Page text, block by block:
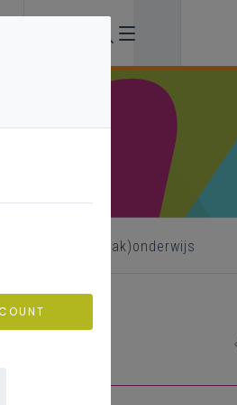
taalgericht (vak)onderwijs